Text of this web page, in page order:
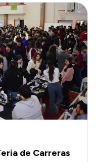
de Carreras